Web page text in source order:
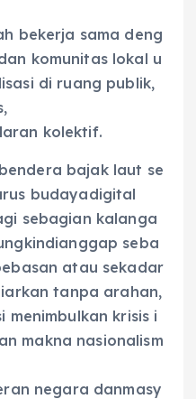
bekerja sama deng
komunitas lokal u
di ruang publik,
kolektif.
bajak laut se
budayadigital
sebagian kalanga
seba
atau sekadar
tanpa arahan,
krisis i
makna nasionalism
negara danmasy